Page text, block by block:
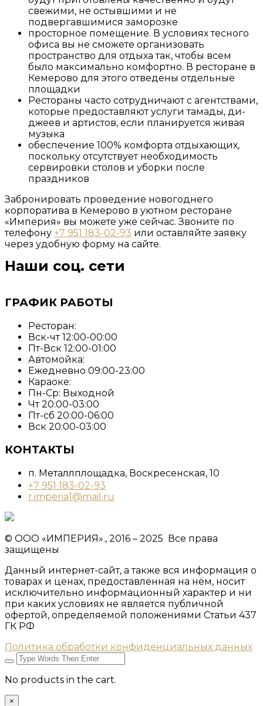
свежими, не остывшими и не
подвергавшимися заморозке
просторное помещение. В условиях тесного
офиса вы не сможете организовать
пространство для отдыха так, чтобы всем
было максимально комфортно. В ресторане в
Кемерово для этого отведены отдельные
площадки
Рестораны часто сотрудничают с агентствами,
которые предоставляют услуги тамады, ди-
джеев и артистов, если планируется живая
музыка
обеспечение 100% комфорта отдыхающих,
поскольку отсутствует необходимость
сервировки столов и уборки после
праздников
Забронировать проведение новогоднего
корпоратива в Кемерово в уютном ресторане
«Империя» вы можете уже сейчас. Звоните по
телефону +7 951 183-02-93 или оставляйте заявку
через удобную форму на сайте.
Наши соц. сети
ГРАФИК РАБОТЫ
Ресторан:
Вск-чт 12:00-00:00
Пт-Вск 12:00-01:00
Автомойка:
Ежедневно 09:00-23:00
Караоке:
Пн-Ср: Выходной
Чт 20:00-03:00
Пт-сб 20:00-06:00
Вск 20:00-03:00
КОНТАКТЫ
п. Металлплощадка, ​Воскресенская, 10​
+7 951 183-02-93
r.imperia1@mail.ru
© ООО «ИМПЕРИЯ»., 2016 – 2025 Все права
защищены
Данный интернет-сайт, а также вся информация о
товарах и ценах, предоставленная на нём, носит
исключительно информационный характер и ни
при каких условиях не является публичной
офертой, определяемой положениями Статьи 437
ГК РФ
Политика обработки конфиденциальных данных
No products in the cart.
×